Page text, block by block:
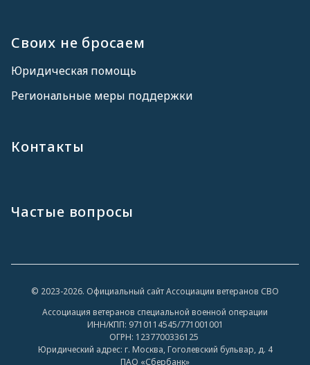
Своих не бросаем
Юридическая помощь
Региональные меры поддержки
Контакты
Частые вопросы
© 2023-2026. Официальный сайт Ассоциации ветеранов СВО
Ассоциация ветеранов специальной военной операции
ИНН/КПП: 9710114545/771001001
ОГРН: 1237700336125
Юридический адрес: г. Москва, Гоголевский бульвар, д. 4
ПАО «Сбербанк»